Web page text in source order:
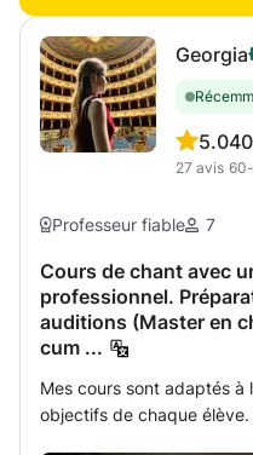
Georgia
5.0
27 avis
Professeur fiable 7
Cours de chant avec
professionnel.
auditions (Master en
cum ...
Mes cours sont adaptés
objectifs de chaque élève. Enfants (7-12 ans) Pour les